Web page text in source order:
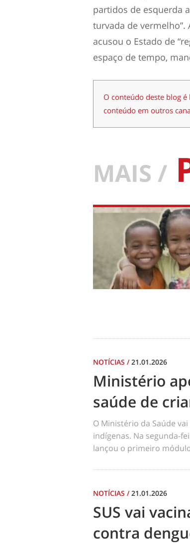
partidos de esquerda
turvada de vermelho”.
acusou o Estado de
espaço de tempo,
O conteúdo deste blog
conteúdo em outros
MAIS /
NOTÍCIAS /21.01.2026
Ministério
saúde de
O Ministério da Saúde
indígenas. Na segunda-
lançou o primeiro
NOTÍCIAS /21.01.2026
SUS vai
contra